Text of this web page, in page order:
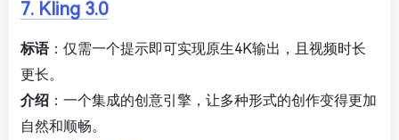
7. Kling 3.0
标语：仅需一个提示即可实现原生4K输出，且视频时长
更长。
介绍 ：一个集成的创意引擎，让多种形式的创作变得更加
自然和顺畅。